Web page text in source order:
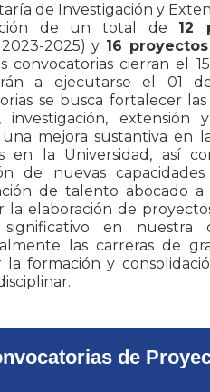
de Investigación y
de un total de 12
2025) y 16
convocatorias cierran el
a ejecutarse el 01
se busca fortalecer
investigación,
mejora sustantiva en
en la Universidad, así
de nuevas
de talento abocado
la elaboración de
significativo en
las carreras de
la formación y
de